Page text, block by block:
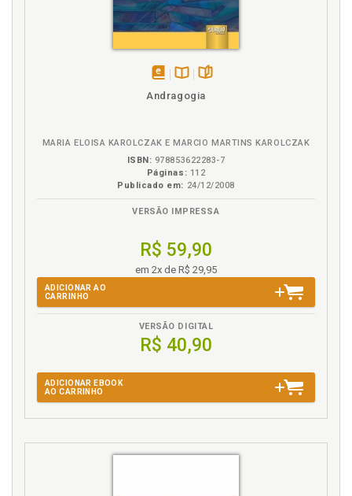
disponível
na
Andragogia
MARIA ELOISA KAROLCZAK E MARCIO MARTINS KAROLCZAK
ISBN: 978853622283-7
Páginas: 112
Publicado em: 24/12/2008
VERSÃO IMPRESSA
R$ 59,90
em 2x de R$ 29,95
ADICIONAR AO
CARRINHO
VERSÃO DIGITAL
R$ 40,90
ADICIONAR EBOOK
AO CARRINHO